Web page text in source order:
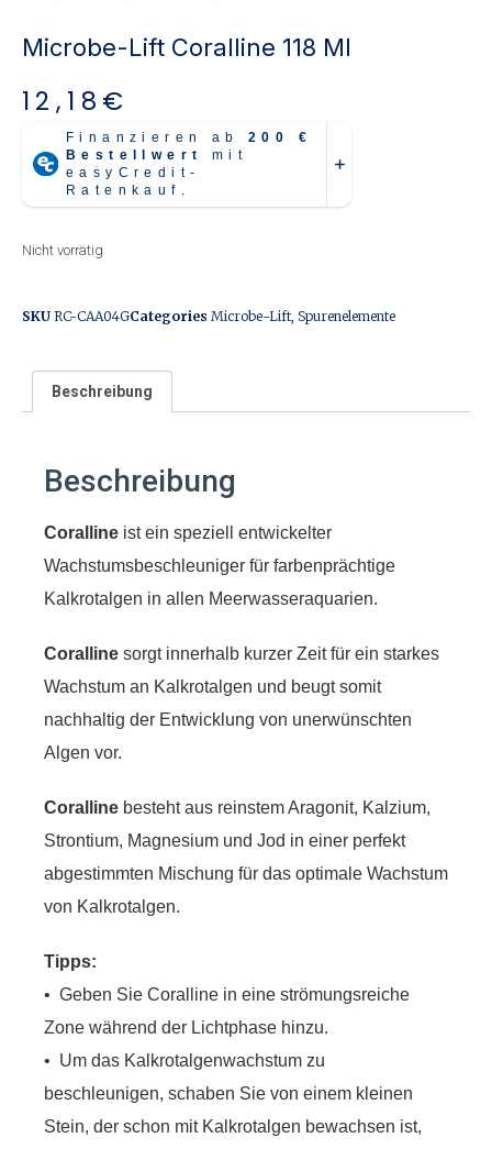
Microbe-Lift Coralline 118 Ml
12,18 €
Nicht vorrätig
SKU RC-CAA04GCategories Microbe-Lift Spurenelemente
Beschreibung
Beschreibung
Coralline ist ein speziell entwickelter
Wachstumsbeschleuniger für farbenprächtige
Kalkrotalgen in allen Meerwasseraquarien.
Coralline sorgt innerhalb kurzer Zeit für ein starkes
Wachstum an Kalkrotalgen und beugt somit
nachhaltig der Entwicklung von unerwünschten
Algen vor.
Coralline besteht aus reinstem Aragonit, Kalzium,
Strontium, Magnesium und Jod in einer perfekt
abgestimmten Mischung für das optimale Wachstum
von Kalkrotalgen.
Tipps:
• Geben Sie Coralline in eine strömungsreiche
Zone während der Lichtphase hinzu.
• Um das Kalkrotalgenwachstum zu
beschleunigen, schaben Sie von einem kleinen
Stein, der schon mit Kalkrotalgen bewachsen ist,